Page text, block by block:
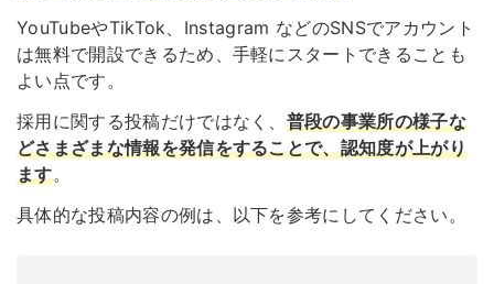
YouTubeやTikTok、Instagram などのSNSでアカウント
は無料で開設できるため、手軽にスタートできることも
よい点です。
採用に関する投稿だけではなく、 普段の事業所の様子な
どさまざまな情報を発信をすることで、認知度が上がり
ます。
具体的な投稿内容の例は、以下を参考にしてください。